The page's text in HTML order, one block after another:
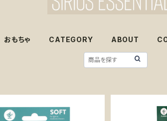
おもちゃ CATEGORY ABOUT